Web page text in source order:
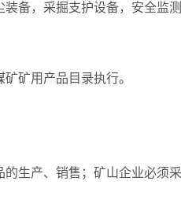
，采掘支护设备，安全监
矿用产品目录执行。
产、销售；矿山企业必须